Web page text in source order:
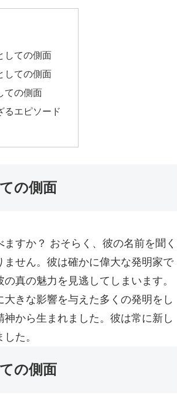
しての側面
しての側面
ての側面
るエピソード
の側面
すか？ おそらく、彼の名前を聞く
せん。彼は確かに偉大な発明家で
真の魅力を見逃してしまいます。
きな影響を与えた多くの発明をし
から生まれました。彼は常に新し
た。
の側面